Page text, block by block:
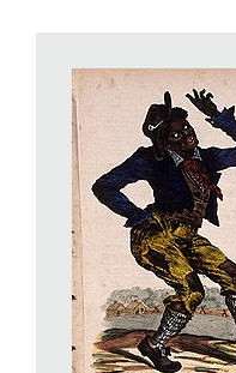
e ha inizio il lunghissimo
evidenza l’incredibile arte
Glover (questo il vero
esibisce in un’infinita
le danze tribali africane.
joint, perché così vuole
coacervo di violenza,
spensieratezza
razziale.
Da sempre impegnato
Gambino-Glover denuncia